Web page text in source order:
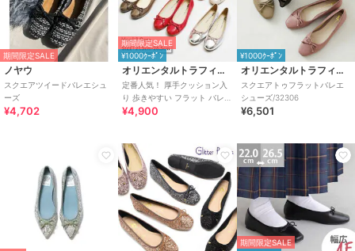
・長さ:26.6cm
・ワイズ:23.2cm
・幅:8.5cm
・ヒールの高さ:0.9cm
260サイズ (26.0cm)
・長さ:27.1cm
・ワイズ:23.6cm
・ヒールの高さ:0.9cm
ブランド ヴィヴィアン
ショップ VIVIAN COLLECTION
期間限定SALE
ノヤウ
スクエアツイードバレエシュ
ーズ
¥4,702
期間限定SALE
¥1000ｸｰﾎﾟﾝ
オリエンタルトラフィック
定番人気！ 厚手クッション入
り 歩きやすい フラット バレエ
シューズ/R-4006
¥4,900
¥1000ｸｰﾎﾟﾝ
オリエンタルトラフィック
スクエアトゥフラットバレエ
シューズ/32306
¥6,501
期間限定SALE